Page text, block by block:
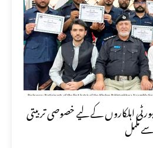
اہلکاروں کے لیے خصوصی تربیتی
سے مکمل